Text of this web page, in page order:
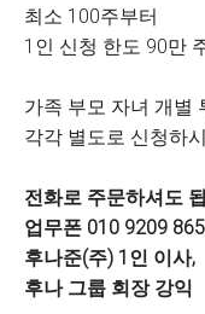
최소 100주부터
1인 신청 한도 90만
가족 부모 자녀 개별
각각 별도로 신청하
전화로 주문하셔도
업무폰 010 9209
후나준(주) 1인 이사,
후나 그룹 회장 강익